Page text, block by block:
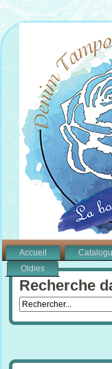
Accueil
Oldies
Recherche